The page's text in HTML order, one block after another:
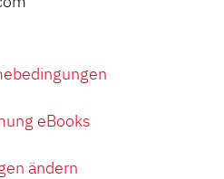
eBooks
ändern